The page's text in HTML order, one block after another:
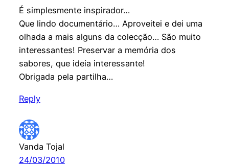
É simplesmente inspirador…
Que lindo documentário… Aproveitei e dei uma
olhada a mais alguns da colecção… São muito
interessantes! Preservar a memória dos
sabores, que ideia interessante!
Obrigada pela partilha…
Reply
Vanda Tojal
24/03/2010